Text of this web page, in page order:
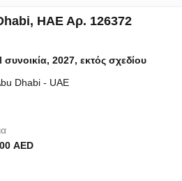
ΗΑΕ Αρ. 126372
συνοικία, 2027, εκτός σχεδίου
Dhabi - UAE
AED